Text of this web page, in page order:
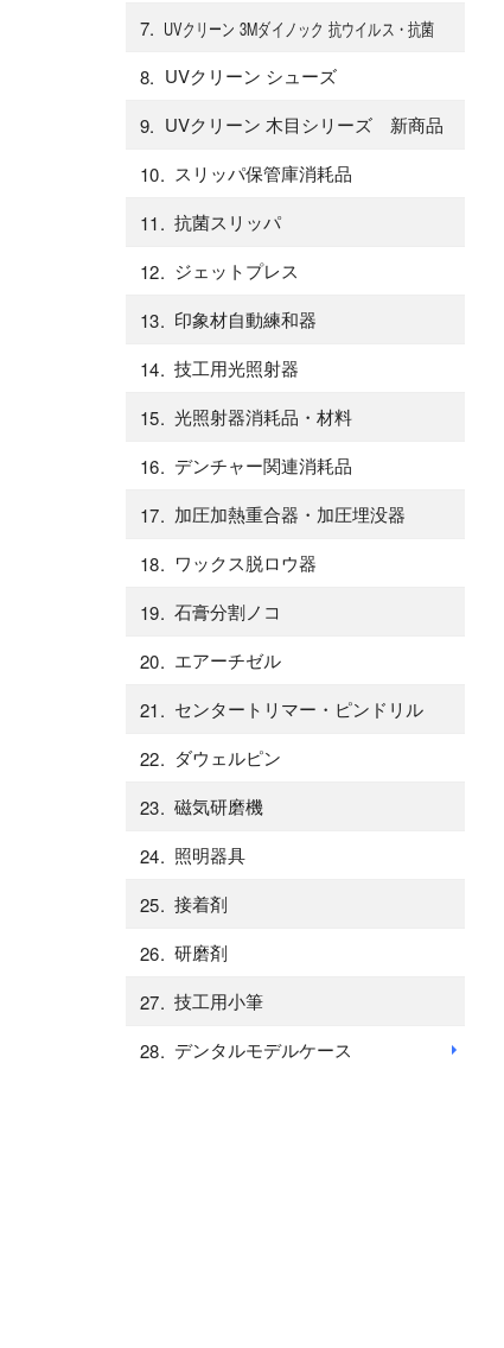
UVクリーン 3Mダイノック 抗ウイルス・抗菌
UVクリーン シューズ
UVクリーン 木目シリーズ 新商品
スリッパ保管庫消耗品
抗菌スリッパ
ジェットプレス
印象材自動練和器
技工用光照射器
光照射器消耗品・材料
デンチャー関連消耗品
加圧加熱重合器・加圧埋没器
ワックス脱ロウ器
石膏分割ノコ
エアーチゼル
センタートリマー・ピンドリル
ダウェルピン
磁気研磨機
照明器具
接着剤
研磨剤
技工用小筆
デンタルモデルケース